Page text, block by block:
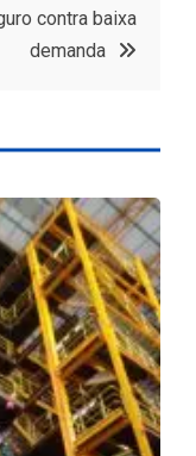
contra baixa
demanda